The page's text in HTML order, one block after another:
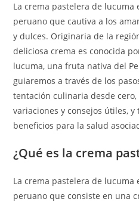
La crema pastelera de
peruano que cautiva a los
y dulces. Originaria de la
deliciosa crema es conocida
lucuma, una fruta nativa del
guiaremos a través de los
tentación culinaria desde
variaciones y consejos útiles,
beneficios para la salud
¿Qué es la crema
La crema pastelera de
peruano que consiste en una